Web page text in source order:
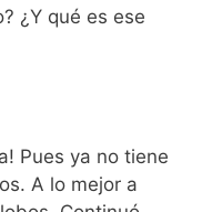
¿Y qué es ese
Pues ya no tiene
A lo mejor a